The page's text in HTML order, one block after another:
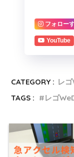
フォロー
YouTube
CATEGORY : レ
TAGS :
レゴ